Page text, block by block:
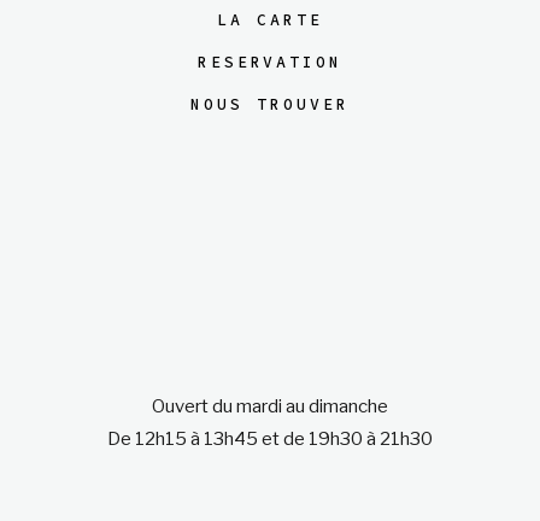
LA CARTE
RESERVATION
NOUS TROUVER
Ouvert du mardi au dimanche
De 12h15 à 13h45 et de 19h30 à 21h30